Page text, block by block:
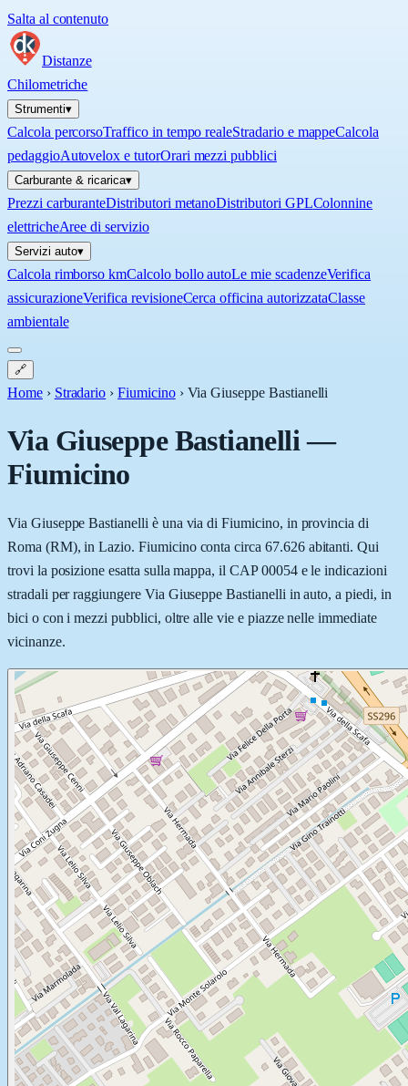
Salta al contenuto
Distanze
Chilometriche
Strumenti▾
Calcola percorsoTraffico in tempo realeStradario e mappeCalcola
pedaggioAutovelox e tutorOrari mezzi pubblici
Carburante & ricarica▾
Prezzi carburanteDistributori metanoDistributori GPLColonnine
elettricheAree di servizio
Servizi auto▾
Calcola rimborso kmCalcolo bollo autoLe mie scadenzeVerifica
assicurazioneVerifica revisioneCerca officina autorizzataClasse
ambientale
🔗
Home › Stradario › Fiumicino › Via Giuseppe Bastianelli
Via Giuseppe Bastianelli—
Fiumicino
Via Giuseppe Bastianelli è una via di Fiumicino, in provincia di
Roma (RM), in Lazio. Fiumicino conta circa 67.626 abitanti. Qui
trovi la posizione esatta sulla mappa, il CAP 00054 e le indicazioni
stradali per raggiungere Via Giuseppe Bastianelli in auto, a piedi, in
bici o con i mezzi pubblici, oltre alle vie e piazze nelle immediate
vicinanze.